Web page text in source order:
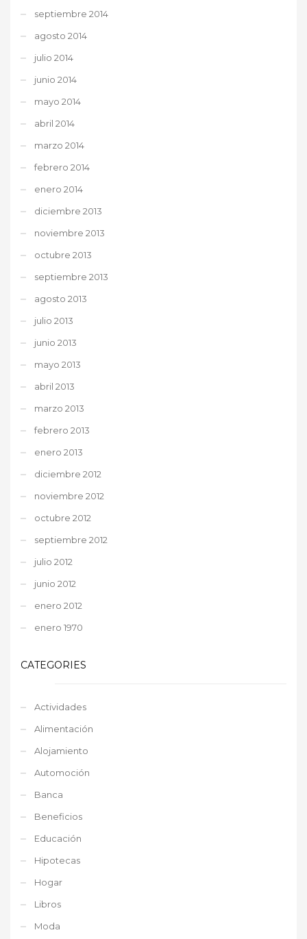
septiembre 2014
agosto 2014
julio 2014
junio 2014
mayo 2014
abril 2014
marzo 2014
febrero 2014
enero 2014
diciembre 2013
noviembre 2013
octubre 2013
septiembre 2013
agosto 2013
julio 2013
junio 2013
mayo 2013
abril 2013
marzo 2013
febrero 2013
enero 2013
diciembre 2012
noviembre 2012
octubre 2012
septiembre 2012
julio 2012
junio 2012
enero 2012
enero 1970
CATEGORIES
Actividades
Alimentación
Alojamiento
Automoción
Banca
Beneficios
Educación
Hipotecas
Hogar
Libros
Moda